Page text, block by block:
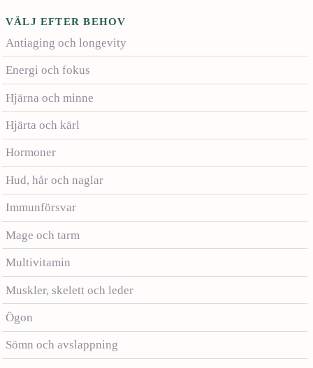
VÄLJ EFTER BEHOV
Antiaging och longevity
Energi och fokus
Hjärna och minne
Hjärta och kärl
Hormoner
Hud, hår och naglar
Immunförsvar
Mage och tarm
Multivitamin
Muskler, skelett och leder
Ögon
Sömn och avslappning